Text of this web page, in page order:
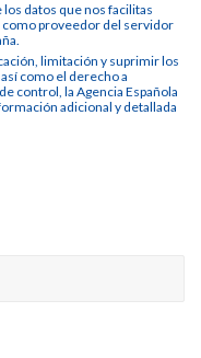
datos que nos facilitas
como proveedor del servidor
limitación y suprimir los
como el derecho a
control, la Agencia Española
adicional y detallada